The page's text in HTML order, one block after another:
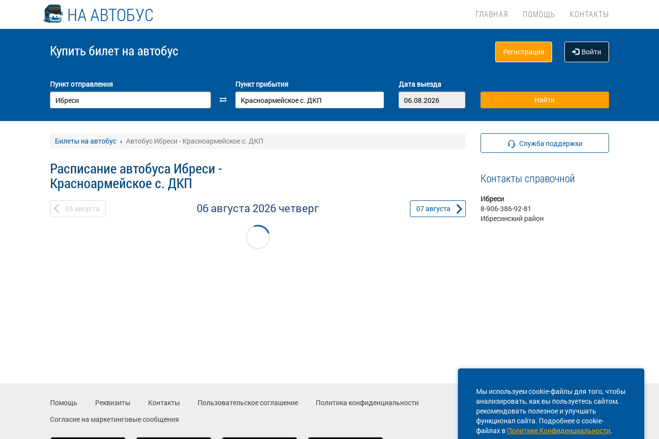
НА АВТОБУС ГЛАВНАЯ ПОМОЩЬ КОНТАКТЫ
Купить билет на автобус Регистрация Войти
Пункт отправления Пункт прибытия Дата выезда
Билеты на автобус Автобус Ибреси - Красноармейское с. ДКП
Расписание автобуса Ибреси -
Красноармейское с. ДКП
05 августа 06 августа 2026 четверг 07августа
Служба поддержки
Контакты справочной
Ибреси
8-906-386-92-81
Ибресинский район
Мы используем cookie-файлы для того, чтобы
анализировать, как вы пользуетесь сайтом,
рекомендовать полезное и улучшать
функционал сайта. Подробнее о cookie-
файлах в Политике Конфиденциальности.
Помощь Реквизиты Контакты Пользовательское соглашение
Политика конфиденциальности
Согласие на маркетинговые сообщения
Техническая поддержка сайта
8 800 600-03-38